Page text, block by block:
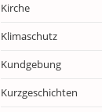
Kirche
Klimaschutz
Kundgebung
Kurzgeschichten